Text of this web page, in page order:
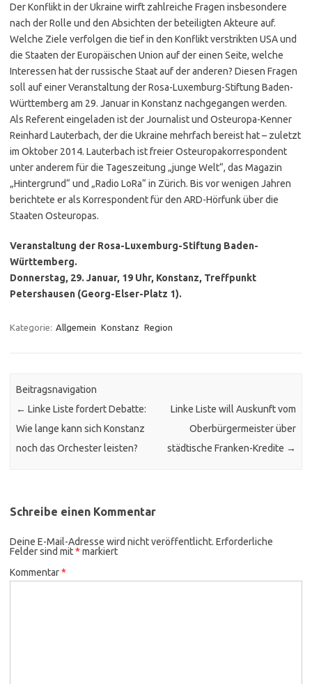
Der Konflikt in der Ukraine wirft zahlreiche Fragen insbesondere
nach der Rolle und den Absichten der beteiligten Akteure auf.
Welche Ziele verfolgen die tief in den Konflikt verstrikten USA und
die Staaten der Europäischen Union auf der einen Seite, welche
Interessen hat der russische Staat auf der anderen? Diesen Fragen
soll auf einer Veranstaltung der Rosa-Luxemburg-Stiftung Baden-
Württemberg am 29. Januar in Konstanz nachgegangen werden.
Als Referent eingeladen ist der Journalist und Osteuropa-Kenner
Reinhard Lauterbach, der die Ukraine mehrfach bereist hat – zuletzt
im Oktober 2014. Lauterbach ist freier Osteuropakorrespondent
unter anderem für die Tageszeitung „junge Welt“, das Magazin
„Hintergrund“ und „Radio LoRa“ in Zürich. Bis vor wenigen Jahren
berichtete er als Korrespondent für den ARD-Hörfunk über die
Staaten Osteuropas.
Veranstaltung der Rosa-Luxemburg-Stiftung Baden-
Württemberg.
Donnerstag, 29. Januar, 19 Uhr, Konstanz, Treffpunkt
Petershausen (Georg-Elser-Platz 1).
Kategorie: Allgemein Konstanz Region
Beitragsnavigation
← Linke Liste fordert Debatte:
Wie lange kann sich Konstanz
noch das Orchester leisten?
Linke Liste will Auskunft vom
Oberbürgermeister über
städtische Franken-Kredite →
Schreibe einen Kommentar
Deine E-Mail-Adresse wird nicht veröffentlicht. Erforderliche
Felder sind mit* markiert
Kommentar*